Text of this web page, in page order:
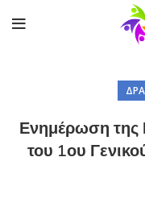
Ενημέρωση της
του 1ου